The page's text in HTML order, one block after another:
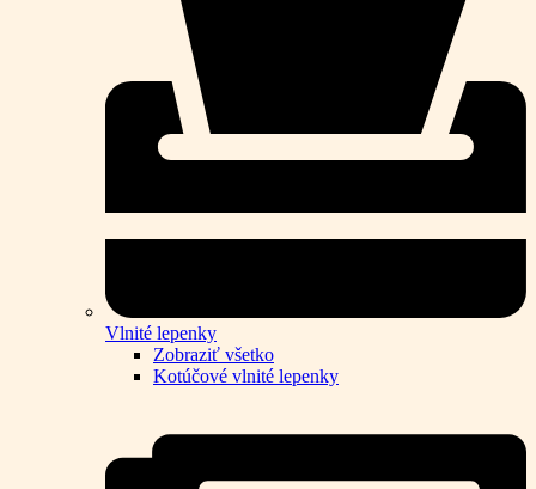
Vlnité lepenky
Zobraziť všetko
Kotúčové vlnité lepenky